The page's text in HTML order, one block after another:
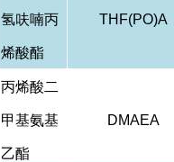
氢呋喃丙
烯酸酯
THF(PO)A
丙烯酸二
甲基氨基
乙酯
DMAEA